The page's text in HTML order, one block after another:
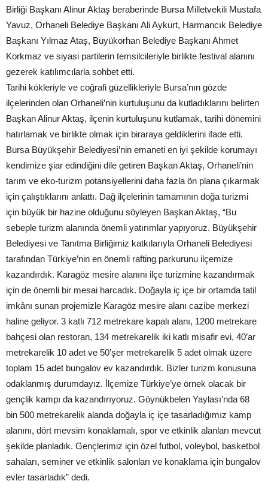
Birliği Başkanı Alinur Aktaş beraberinde Bursa Milletvekili Mustafa
Yavuz, Orhaneli Belediye Başkanı Ali Aykurt, Harmancık Belediye
Başkanı Yılmaz Ataş, Büyükorhan Belediye Başkanı Ahmet
Korkmaz ve siyasi partilerin temsilcileriyle birlikte festival alanını
gezerek katılımcılarla sohbet etti.
Tarihi kökleriyle ve coğrafi güzellikleriyle Bursa’nın gözde
ilçelerinden olan Orhaneli’nin kurtuluşunu da kutladıklarını belirten
Başkan Alinur Aktaş, ilçenin kurtuluşunu kutlamak, tarihi dönemini
hatırlamak ve birlikte olmak için biraraya geldiklerini ifade etti.
Bursa Büyükşehir Belediyesi’nin emaneti en iyi şekilde korumayı
kendimize şiar edindiğini dile getiren Başkan Aktaş, Orhaneli’nin
tarım ve eko-turizm potansiyellerini daha fazla ön plana çıkarmak
için çalıştıklarını anlattı. Dağ ilçelerinin tamamının doğa turizmi
için büyük bir hazine olduğunu söyleyen Başkan Aktaş, “Bu
sebeple turizm alanında önemli yatırımlar yapıyoruz. Büyükşehir
Belediyesi ve Tanıtma Birliğimiz katkılarıyla Orhaneli Belediyesi
tarafından Türkiye’nin en önemli rafting parkurunu ilçemize
kazandırdık. Karagöz mesire alanını ilçe turizmine kazandırmak
için de önemli bir mesai harcadık. Doğayla iç içe bir ortamda tatil
imkânı sunan projemizle Karagöz mesire alanı cazibe merkezi
haline geliyor. 3 katlı 712 metrekare kapalı alanı, 1200 metrekare
bahçesi olan restoran, 134 metrekarelik iki katlı misafir evi, 40’ar
metrekarelik 10 adet ve 50’şer metrekarelik 5 adet olmak üzere
toplam 15 adet bungalov ev kazandırdık. Bizler turizm konusuna
odaklanmış durumdayız. İlçemize Türkiye’ye örnek olacak bir
gençlik kampı da kazandırıyoruz. Göynükbelen Yaylası’nda 68
bin 500 metrekarelik alanda doğayla iç içe tasarladığımız kamp
alanını, dört mevsim konaklamalı, spor ve etkinlik alanları mevcut
şekilde planladık. Gençlerimiz için özel futbol, voleybol, basketbol
sahaları, seminer ve etkinlik salonları ve konaklama için bungalov
evler tasarladık” dedi.